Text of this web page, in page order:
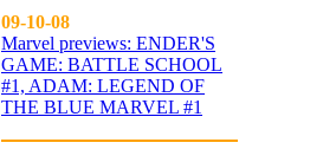
09-10-08
Marvel previews: ENDER'S
GAME: BATTLE SCHOOL
#1, ADAM: LEGEND OF
THE BLUE MARVEL #1